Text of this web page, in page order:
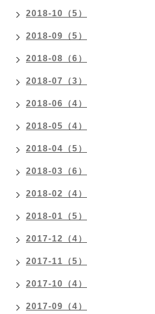
2018-10（5）
2018-09（5）
2018-08（6）
2018-07（3）
2018-06（4）
2018-05（4）
2018-04（5）
2018-03（6）
2018-02（4）
2018-01（5）
2017-12（4）
2017-11（5）
2017-10（4）
2017-09（4）